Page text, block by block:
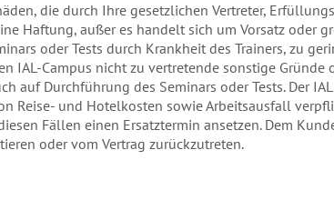
die durch Ihre gesetzlichen Vertreter,
Haftung, außer es handelt sich um Vorsatz oder
oder Tests durch Krankheit des Trainers, zu
IAL-Campus nicht zu vertretende sonstige Gründe
auf Durchführung des Seminars oder Tests. Der
Reise- und Hotelkosten sowie Arbeitsausfall
Fällen einen Ersatztermin ansetzen. Dem
oder vom Vertrag zurückzutreten.